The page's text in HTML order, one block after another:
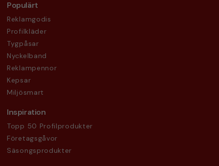
Populärt
Reklamgodis
Profilkläder
Tygpåsar
Nyckelband
Reklampennor
Kepsar
Miljösmart
Inspiration
Topp 50 Profilprodukter
Företagsgåvor
Säsongsprodukter